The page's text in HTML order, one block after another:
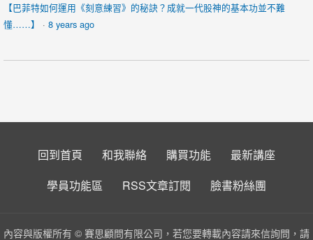
【巴菲特如何運用《刻意練習》的秘訣？成就一代股神的基本功並不難
懂……】
· 8 years ago
回到首頁 和我聯絡 購買功能
最新講座
學員功能區
RSS文章訂閱 臉書粉絲團
內容與版權所有 © 賽思顧問有限公司，若您要轉載內容請來信詢問，請